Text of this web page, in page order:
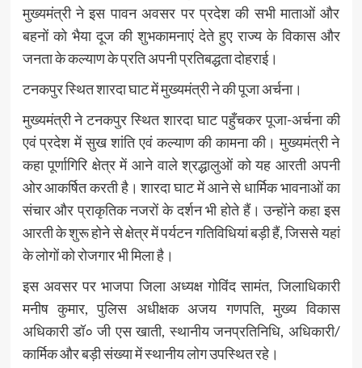
मुख्यमंत्री ने इस पावन अवसर पर प्रदेश की सभी माताओं और
बहनों को भैया दूज की शुभकामनाएं देते हुए राज्य के विकास और
जनता के कल्याण के प्रति अपनी प्रतिबद्धता दोहराई।
टनकपुर स्थित शारदा घाट में मुख्यमंत्री ने की पूजा अर्चना।
मुख्यमंत्री ने टनकपुर स्थित शारदा घाट पहुँचकर पूजा-अर्चना की
एवं प्रदेश में सुख शांति एवं कल्याण की कामना की। मुख्यमंत्री ने
कहा पूर्णागिरि क्षेत्र में आने वाले श्रद्धालुओं को यह आरती अपनी
ओर आकर्षित करती है। शारदा घाट में आने से धार्मिक भावनाओं का
संचार और प्राकृतिक नजरों के दर्शन भी होते हैं। उन्होंने कहा इस
आरती के शुरू होने से क्षेत्र में पर्यटन गतिविधियां बड़ी हैं, जिससे यहां
के लोगों को रोजगार भी मिला है।
इस अवसर पर भाजपा जिला अध्यक्ष गोविंद सामंत, जिलाधिकारी
मनीष कुमार, पुलिस अधीक्षक अजय गणपति, मुख्य विकास
अधिकारी डॉ० जी एस खाती, स्थानीय जनप्रतिनिधि, अधिकारी/
कार्मिक और बड़ी संख्या में स्थानीय लोग उपस्थित रहे।